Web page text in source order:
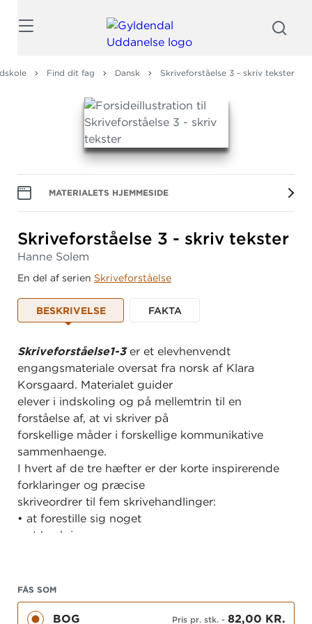
Find dit fag Dansk Skriveforståelse 3 - skriv tekster
MATERIALETS HJEMMESIDE
Skriveforståelse 3 - skriv tekster
Hanne Solem
En del af serien Skriveforståelse
BESKRIVELSE FAKTA
Skriveforståelse1-3er et elevhenvendt
engangsmateriale oversat fra norsk af Klara
Korsgaard. Materialet guider
elever i indskoling og på mellemtrin til en
forståelse af, at vi skriver på
forskellige måder i forskellige kommunikative
sammenhaenge.
I hvert af de tre hæfter er der korte inspirerende
forklaringer og præcise
skriveordrer til fem skrivehandlinger:
• at forestille sig noget
• at beskrive
• at reflektere
Hver opgave stilladserer elevernes skrivning
gennem en skriveramme,
FÅS SOM
BOG Pris pr. stk.- 82,00 KR.